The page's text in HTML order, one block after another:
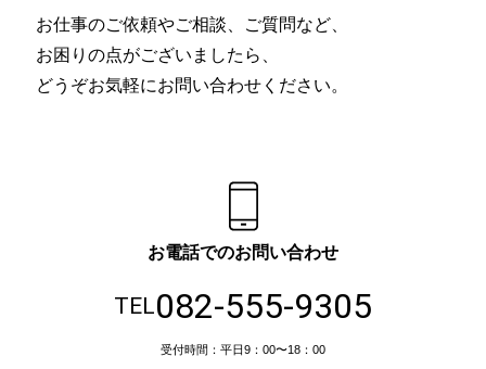
お仕事のご依頼やご相談、ご質問など、
お困りの点がございましたら、
どうぞお気軽にお問い合わせください。
お電話でのお問い合わせ
TEL082-555-9305
受付時間：平日9：00〜18：00